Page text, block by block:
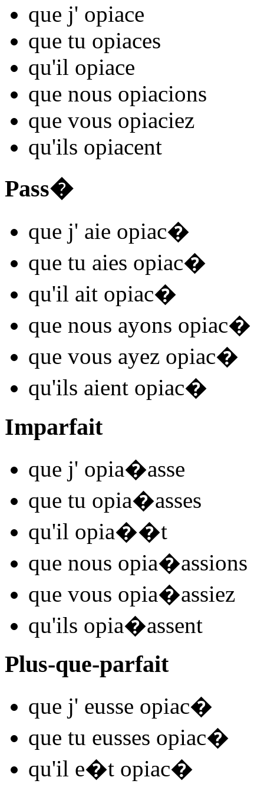
que j' opiace
que tu opiaces
qu'il opiace
que nous opiacions
que vous opiaciez
qu'ils opiacent
Pass�
que j' aie opiac�
que tu aies opiac�
qu'il ait opiac�
que nous ayons opiac�
que vous ayez opiac�
qu'ils aient opiac�
Imparfait
que j' opia�asse
que tu opia�asses
qu'il opia��t
que nous opia�assions
que vous opia�assiez
qu'ils opia�assent
Plus-que-parfait
que j' eusse opiac�
que tu eusses opiac�
qu'il e�t opiac�